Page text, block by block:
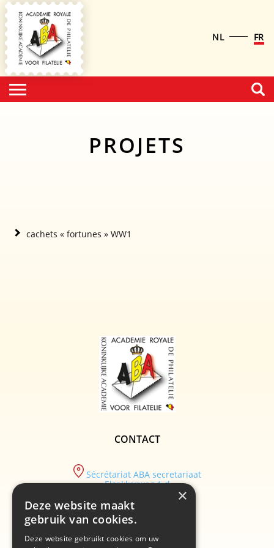
NL FR
PROJETS
cachets « fortunes » WW1
CONTACT
Sécrétariat ABA secretariaat
Elsakkerweg 1 d
9830 Sint-Martens-Latem
tel :
+32/ (0)9 282.29.89
email :
×
Deze website maakt
gebruik van cookies.
Deze website gebruikt cookies om uw